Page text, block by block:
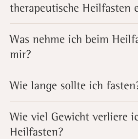
therapeutische Heilfasten
Was nehme ich beim
mir?
Wie lange sollte ich
Wie viel Gewicht verliere
Heilfasten?